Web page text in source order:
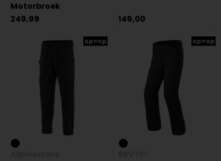
Motorbroek
249,99
149,00
op=op op=op